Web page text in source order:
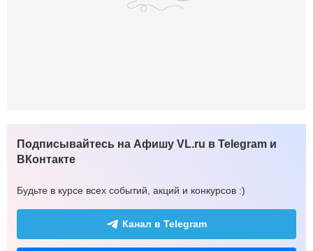
Подписывайтесь на Афишу VL.ru в Telegram и
ВКонтакте
Будьте в курсе всех событий, акций и конкурсов :)
Канал в Telegram